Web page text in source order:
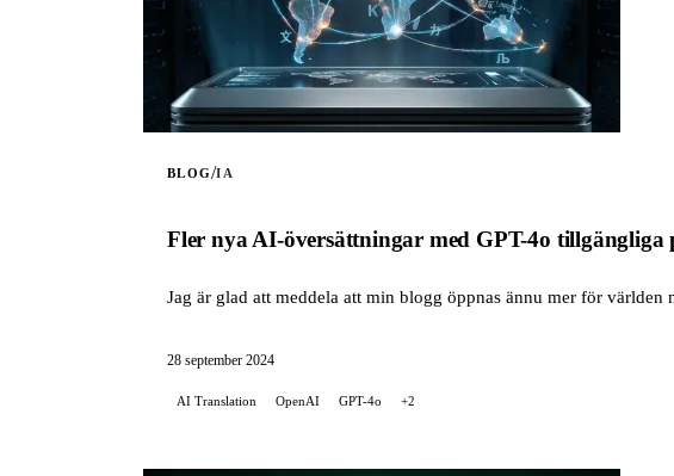
BLOG/IA
Fler nya AI-översättningar med GPT-4o tillgängliga
Jag är glad att meddela att min blogg öppnas ännu mer för
28 september 2024
AI Translation OpenAI GPT-4o +2